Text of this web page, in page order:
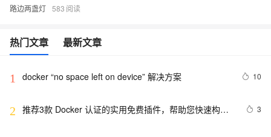
路边两盏灯 583
热门文章 最新文章
1 docker “no space left on device” 解决方案 10
2 推荐3款 Docker 认证的实用免费插件，帮助您快速构建
3